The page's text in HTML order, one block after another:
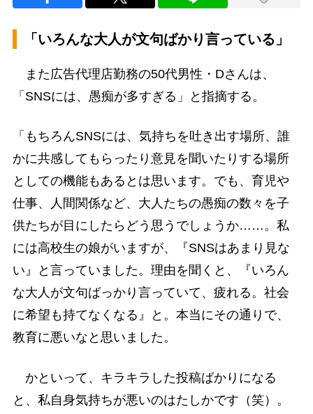
「いろんな大人が文句ばかり言っている」
また広告代理店勤務の50代男性・Dさんは、
「SNSには、愚痴が多すぎる」と指摘する。
「もちろんSNSには、気持ちを吐き出す場所、誰
かに共感してもらったり意見を聞いたりする場所
としての機能もあるとは思います。でも、育児や
仕事、人間関係など、大人たちの愚痴の数々を子
供たちが目にしたらどう思うでしょうか……。私
には高校生の娘がいますが、『SNSはあまり見な
い』と言っていました。理由を聞くと、『いろん
な大人が文句ばっかり言っていて、疲れる。社会
に希望も持てなくなる』と。本当にその通りで、
教育に悪いなと思いました。
かといって、キラキラした投稿ばかりになる
と、私自身気持ちが悪いのはたしかです（笑）。